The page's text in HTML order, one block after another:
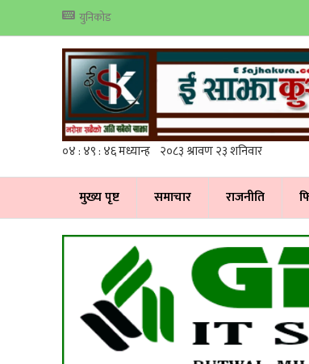
युनिकोड
मुख्य पृष्ट समाचार राजनीति